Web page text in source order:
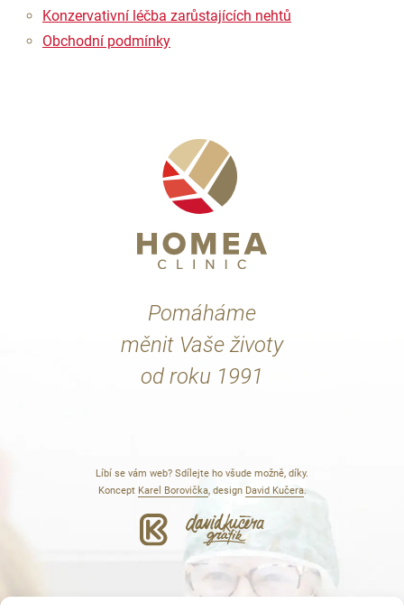
Konzervativní léčba zarůstajících nehtů
Obchodní podmínky
Pomáháme
měnit Vaše životy
od roku 1991
Líbí se vám web? Sdílejte ho všude možně, díky.
Koncept Karel Borovička, design David Kučera.